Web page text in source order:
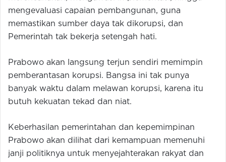
mengevaluasi capaian pembangunan, guna
memastikan sumber daya tak dikorupsi, dan
Pemerintah tak bekerja setengah hati.
Prabowo akan langsung terjun sendiri memimpin
pemberantasan korupsi. Bangsa ini tak punya
banyak waktu dalam melawan korupsi, karena itu
butuh kekuatan tekad dan niat.
Keberhasilan pemerintahan dan kepemimpinan
Prabowo akan dilihat dari kemampuan memenuhi
janji politiknya untuk menyejahterakan rakyat dan